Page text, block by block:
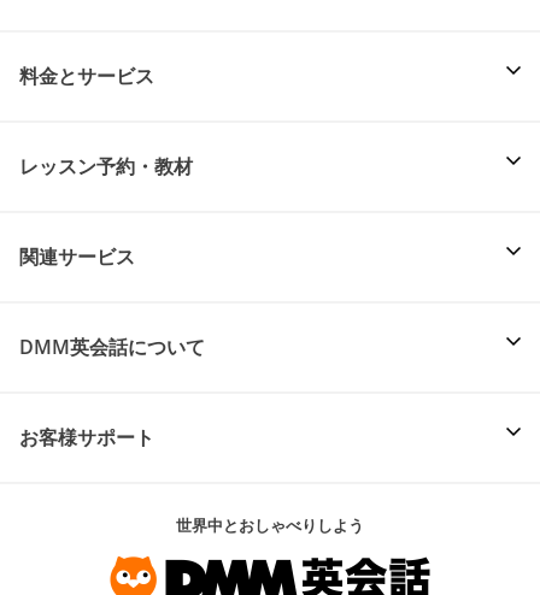
料金とサービス
レッスン予約・教材
関連サービス
DMM英会話について
お客様サポート
世界中とおしゃべりしよう